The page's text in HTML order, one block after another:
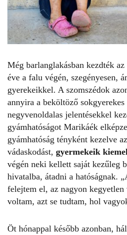
Még barlanglakásban kezdték
éve a falu végén, szegényesen,
gyerekeikkel. A szomszédok
annyira a beköltöző
negyvenoldalas jelentésekkel
gyámhatóságot Marikáék
gyámhatóság tényként kezelve
vádaskodást, gyermekeik
végén neki kellett saját kezűleg
hivatalba, átadni a hatóságnak. „
felejtem el, az nagyon
voltam, azt se tudtam, hol
Öt hónappal később azonban,